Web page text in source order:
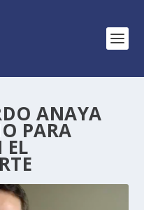
ANAYA
PARA
EL